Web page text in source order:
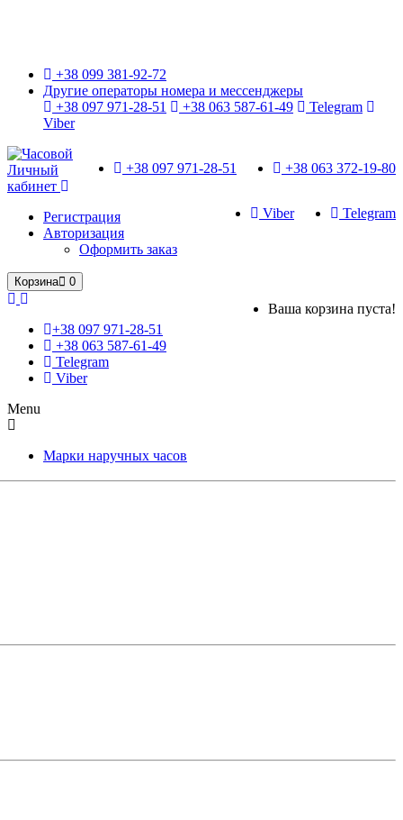
+38 099 381-92-72
Другие операторы номера и мессенджеры
+38 097 971-28-51
+38 063 587-61-49
Telegram
Viber
+38 063 372-19-80
+38 097 971-28-51
Telegram
Viber
Личный
кабинет
Регистрация
Авторизация
Оформить заказ
Корзина 0
Ваша корзина пуста!
+38 097 971-28-51
+38 063 587-61-49
Telegram
Viber
Menu
Марки наручных часов